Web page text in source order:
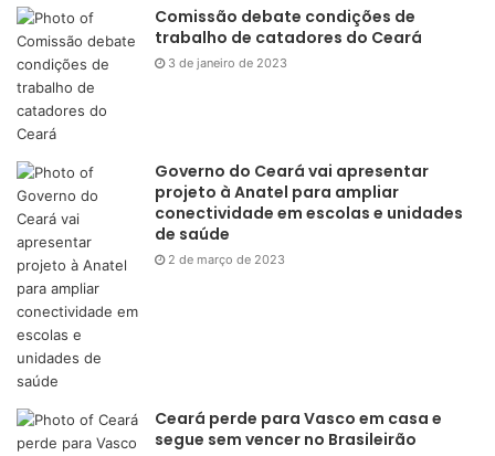
Comissão debate condições de
trabalho de catadores do Ceará
3 de janeiro de 2023
Governo do Ceará vai apresentar
projeto à Anatel para ampliar
conectividade em escolas e unidades
de saúde
2 de março de 2023
Ceará perde para Vasco em casa e
segue sem vencer no Brasileirão